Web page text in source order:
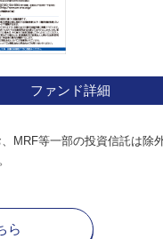
ファンド詳細
MRF等一部の投資信託は除外
ら